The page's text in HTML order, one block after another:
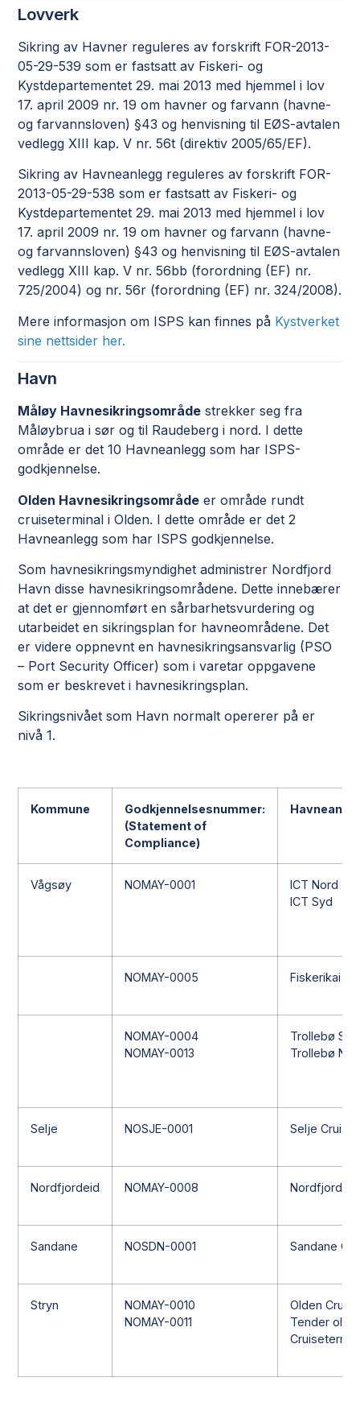
Lovverk
Sikring av Havner reguleres av forskrift FOR-2013-
05-29-539 som er fastsatt av Fiskeri- og
Kystdepartementet 29. mai 2013 med hjemmel i lov
17. april 2009 nr. 19 om havner og farvann (havne-
og farvannsloven) §43 og henvisning til EØS-avtalen
vedlegg XIII kap. V nr. 56t (direktiv 2005/65/EF).
Sikring av Havneanlegg reguleres av forskrift FOR-
2013-05-29-538 som er fastsatt av Fiskeri- og
Kystdepartementet 29. mai 2013 med hjemmel i lov
17. april 2009 nr. 19 om havner og farvann (havne-
og farvannsloven) §43 og henvisning til EØS-avtalen
vedlegg XIII kap. V nr. 56bb (forordning (EF) nr.
725/2004) og nr. 56r (forordning (EF) nr. 324/2008).
Mere informasjon om ISPS kan finnes på Kystverket
sine nettsider her.
Havn
Måløy Havnesikringsområde strekker seg fra
Måløybrua i sør og til Raudeberg i nord. I dette
område er det 10 Havneanlegg som har ISPS-
godkjennelse.
Olden Havnesikringsområde er område rundt
cruiseterminal i Olden. I dette område er det 2
Havneanlegg som har ISPS godkjennelse.
Som havnesikringsmyndighet administrer Nordfjord
Havn disse havnesikringsområdene. Dette innebærer
at det er gjennomført en sårbarhetsvurdering og
utarbeidet en sikringsplan for havneområdene. Det
er videre oppnevnt en havnesikringsansvarlig (PSO
– Port Security Officer) som i varetar oppgavene
som er beskrevet i havnesikringsplan.
Sikringsnivået som Havn normalt opererer på er
nivå 1.
Kommune
Godkjennelsesnummer:
(Statement of
Compliance)
Vågsøy NOMAY-0001
ICT Nord
ICT Syd
NOMAY-0005 Fiskerikai
NOMAY-0004
NOMAY-0013
Trollebø Syd
Trollebø
Selje NOSJE-0001 Selje
Nordfjordeid NOMAY-0008
Sandane NOSDN-0001 Sandane
Stryn
NOMAY-0010
NOMAY-0011
Olden
Tender